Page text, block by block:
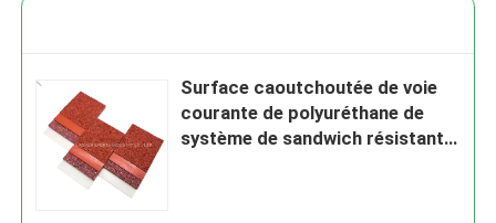
Surface caoutchoutée de voie
courante de polyuréthane de
système de sandwich résistant